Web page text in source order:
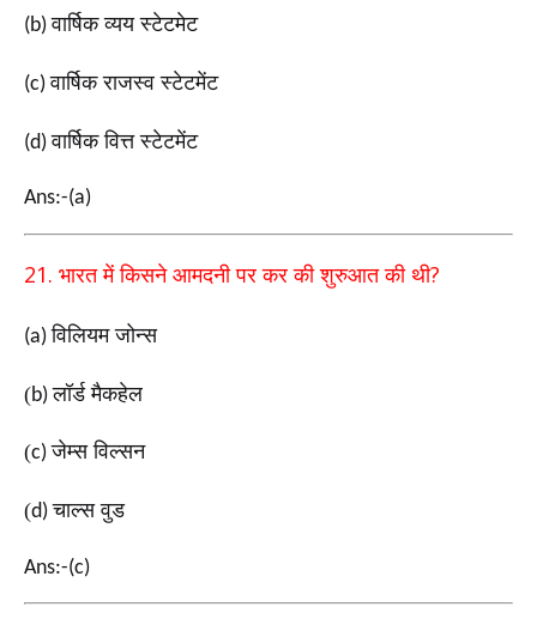
(b)वार्षिक व्यय स्टेटमेट
(c)वार्षिक राजस्व स्टेटमेंट
(d)वार्षिक वित्त स्टेटमेंट
Ans:-(a)
21. भारत में किसने आमदनी पर कर की शुरुआत की थी?
(a)विलियम जोन्स
(b)लॉर्ड मैकहेल
(c)जेम्स विल्सन
(d)चाल्स वुड
Ans:-(c)